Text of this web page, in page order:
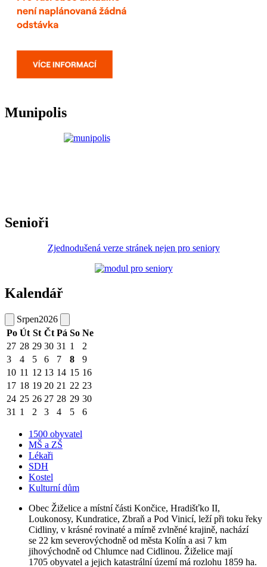
Munipolis
Senioři
Zjednodušená verze stránek nejen pro seniory
Kalendář
Srpen2026
Po Út St Čt Pá So Ne
27 28 29 30 31 1
2
3
4 5 6 7 8
9
10 11 12 13 14 15 16
17 18 19 20 21 22 23
24 25 26 27 28 29 30
31 1 2 3 4 5 6
1500 obyvatel
MŠ a ZŠ
Lékaři
SDH
Kostel
Kulturní dům
Obec Žiželice a místní části Končice, Hradišťko II,
Loukonosy, Kundratice, Zbraň a Pod Vinicí, leží při toku řeky
Cidliny, v krásné rovinaté a mírně zvlněné krajině, nachází
se 22 km severovýchodně od města Kolín a asi 7 km
jihovýchodně od Chlumce nad Cidlinou. Žiželice mají
1705 obyvatel a jejich katastrální území má rozlohu 1859 ha.